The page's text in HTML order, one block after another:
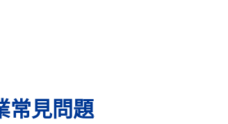
常見問題